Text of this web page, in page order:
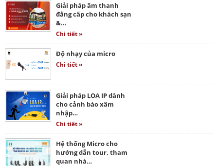
Giải pháp âm thanh
đẳng cấp cho khách sạn
&…
Chi tiết »
Độ nhạy của micro
Chi tiết »
Giải pháp LOA IP dành
cho cảnh báo xâm
nhập…
Chi tiết »
Hệ thống Micro cho
hướng dẫn tour, tham
quan nhà…